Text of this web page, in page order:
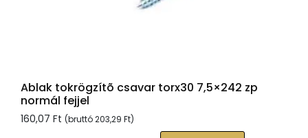
Ablak tokrögzítõ csavar torx30 7,5×242 zp
normál fejjel
160,07 Ft (bruttó203,29 Ft)